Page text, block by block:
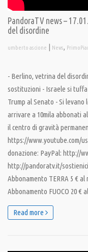
PandoraTV news –
del disordine
umberto ascione | News,
- Berlino, vetrina del
sostituzioni - Israele si tuffa
Trump al Senato - Si
arrivare a 10mila abbonati
il centro di gravità
https://www.youtube.com/
donazione: PayPal: http://
http://pandoratv.it/
Abbonamento TERRA 5 € al
Abbonamento FUOCO 20 €
Read more